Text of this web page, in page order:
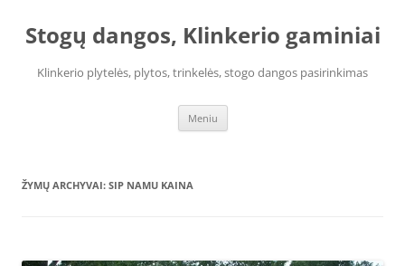
turinio
Stogų dangos, Klinkerio gaminiai
Klinkerio plytelės, plytos, trinkelės, stogo dangos pasirinkimas
Meniu
ŽYMŲ ARCHYVAI: SIP NAMU KAINA